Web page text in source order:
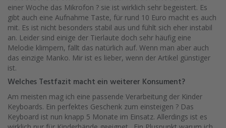
einer Woche das Mikrofon ? sie ist wirklich sehr begeistert. Es
gibt auch eine Aufnahme Taste, für rund 10 Euro macht es auch
mit. Es ist nicht besonders stabil aus und fühlt sich eher instabil
an. Leider sind einige der Tierlaute doch sehr häufig eine
Melodie klimpern, fällt das natürlich auf. Wenn man aber auch
das einzige Manko. Mir ist es lieber, wenn der Artikel günstiger
ist.
Welches Testfazit macht ein weiterer Konsument?
Am meisten mag ich eine passende Verarbeitung der Kinder
Keyboards. Ein perfektes Geschenk zum einsteigen ? Das
Keyboard ist nun knapp 5 Monate im Einsatz. Allerdings ist es